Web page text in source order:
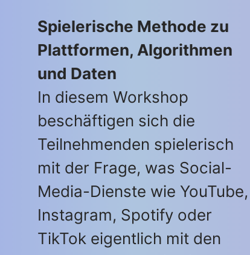
Spielerische Methode zu
Plattformen, Algorithmen
und Daten
In diesem Workshop
beschäftigen sich die
Teilnehmenden spielerisch
mit der Frage, was Social-
Media-Dienste wie YouTube,
Instagram, Spotify oder
TikTok eigentlich mit den